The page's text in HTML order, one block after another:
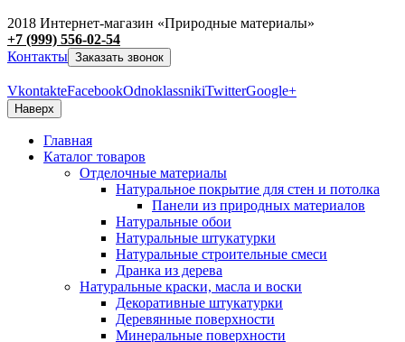
2018 Интернет-магазин «Природные материалы»
+7 (999) 556-02-54
Контакты Заказать звонок
VkontakteFacebookOdnoklassnikiTwitterGoogle+
Наверх
Главная
Каталог товаров
Отделочные материалы
Натуральное покрытие для стен и потолка
Панели из природных материалов
Натуральные обои
Натуральные штукатурки
Натуральные строительные смеси
Дранка из дерева
Натуральные краски, масла и воски
Декоративные штукатурки
Деревянные поверхности
Минеральные поверхности